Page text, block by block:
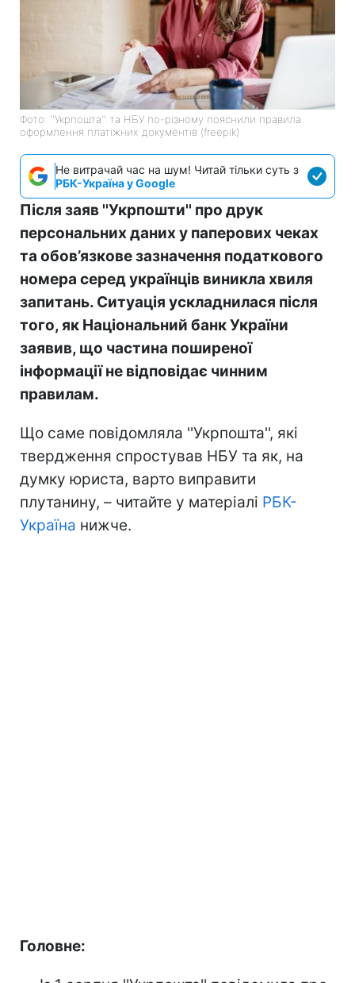
Фото: ''Укрпошта'' та НБУ по-різному пояснили правила
оформлення платіжних документів (freepik)
Не витрачай час на шум! Читай тільки суть з
РБК-Україна у Google
Після заяв ''Укрпошти'' про друк
персональних даних у паперових чеках
та обов’язкове зазначення податкового
номера серед українців виникла хвиля
запитань. Ситуація ускладнилася після
того, як Національний банк України
заявив, що частина поширеної
інформації не відповідає чинним
правилам.
Що саме повідомляла ''Укрпошта'', які
твердження спростував НБУ та як, на
думку юриста, варто виправити
плутанину, – читайте у матеріалі РБК-
Україна нижче.
Головне: